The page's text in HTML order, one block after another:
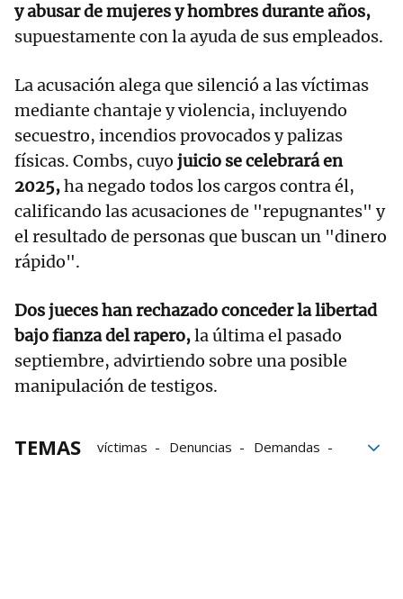
y abusar de mujeres y hombres durante años,
supuestamente con la ayuda de sus empleados.
La acusación alega que silenció a las víctimas
mediante chantaje y violencia, incluyendo
secuestro, incendios provocados y palizas
físicas. Combs, cuyo juicio se celebrará en
2025,ha negado todos los cargos contra él,
calificando las acusaciones de "repugnantes" y
el resultado de personas que buscan un "dinero
rápido".
Dos jueces han rechazado conceder la libertad
bajo fianza del rapero,la última el pasado
septiembre, advirtiendo sobre una posible
manipulación de testigos.
TEMAS víctimas Denuncias
Demandas